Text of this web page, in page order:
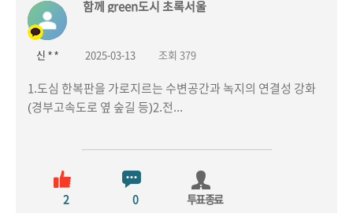
함께 green도시 초록서울
신 * * 2025-03-13 조회 379
1.도심 한복판을 가로지르는 수변공간과 녹지의 연결성 강화
(경부고속도로 옆 숲길 등)2.전...
2 0 투표종료